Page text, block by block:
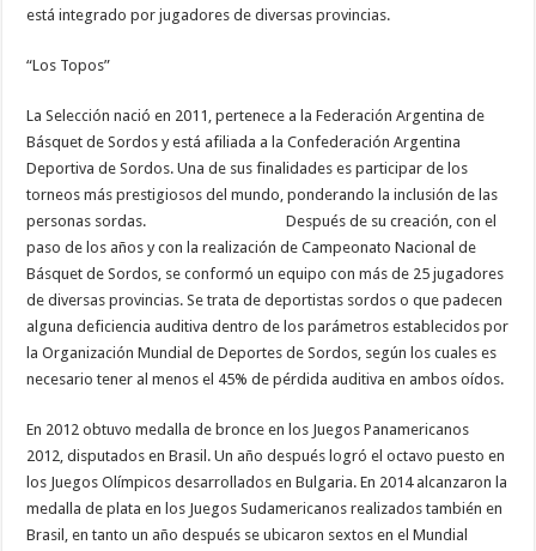
está integrado por jugadores de diversas provincias.
“Los Topos”
La Selección nació en 2011, pertenece a la Federación Argentina de
Básquet de Sordos y está afiliada a la Confederación Argentina
Deportiva de Sordos. Una de sus finalidades es participar de los
torneos más prestigiosos del mundo, ponderando la inclusión de las
personas sordas. Después de su creación, con el
paso de los años y con la realización de Campeonato Nacional de
Básquet de Sordos, se conformó un equipo con más de 25 jugadores
de diversas provincias. Se trata de deportistas sordos o que padecen
alguna deficiencia auditiva dentro de los parámetros establecidos por
la Organización Mundial de Deportes de Sordos, según los cuales es
necesario tener al menos el 45% de pérdida auditiva en ambos oídos.
En 2012 obtuvo medalla de bronce en los Juegos Panamericanos
2012, disputados en Brasil. Un año después logró el octavo puesto en
los Juegos Olímpicos desarrollados en Bulgaria. En 2014 alcanzaron la
medalla de plata en los Juegos Sudamericanos realizados también en
Brasil, en tanto un año después se ubicaron sextos en el Mundial